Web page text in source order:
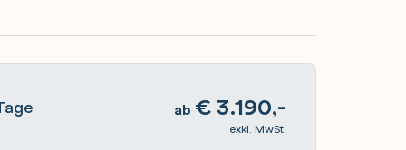
ab €3.190,-
exkl. MwSt.